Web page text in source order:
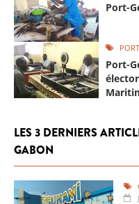
Port-
Port-
LES 3 DERNIERS
GABON